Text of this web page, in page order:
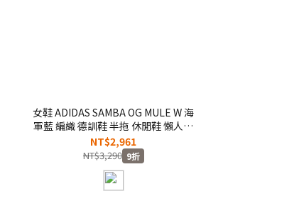
女鞋 ADIDAS SAMBA OG MULE W 海
軍藍 編織 德訓鞋 半拖 休閒鞋 懶人拖
鞋 穆勒鞋【HP5053】
NT$2,961
NT$3,290 9折